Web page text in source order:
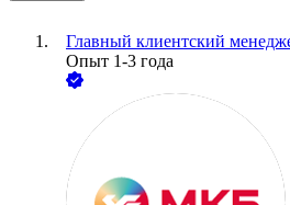
Главный клиентский
Опыт 1-3 года